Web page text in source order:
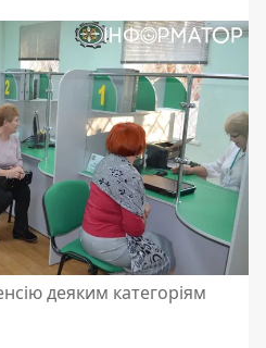
деяким категоріям